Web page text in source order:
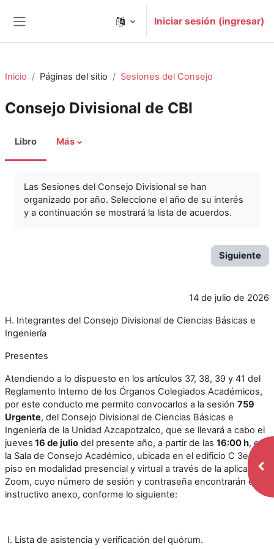
Iniciar sesión (ingresar)
Inicio Páginas del sitio Sesiones del Consejo
Consejo Divisional de CBI
Libro Más
Las Sesiones del Consejo Divisional se han
organizado por año. Seleccione el año de su interés
y a continuación se mostrará la lista de acuerdos.
Siguiente
14 de julio de 2026
H. Integrantes del Consejo Divisional de Ciencias Básicas e
Ingeniería
Presentes
Atendiendo a lo dispuesto en los artículos 37, 38, 39 y 41 del
Reglamento Interno de los Órganos Colegiados Académicos,
por este conducto me permito convocarlos a la sesión 759
Urgente, del Consejo Divisional de Ciencias Básicas e
Ingeniería de la Unidad Azcapotzalco, que se llevará a cabo el
jueves 16 de julio del presente año, a partir de las 16:00 h, en
la Sala de Consejo Académico, ubicada en el edificio C 3er.
piso en modalidad presencial y virtual a través de la aplicación
Zoom, cuyo número de sesión y contraseña encontrarán en el
instructivo anexo, conforme lo siguiente:
I. Lista de asistencia y verificación del quórum.